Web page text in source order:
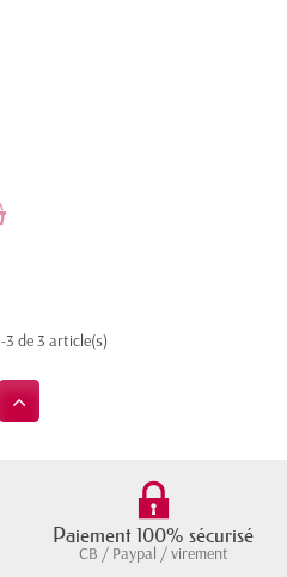
3 de 3 article(s)
Paiement 100% sécurisé
CB / Paypal / virement